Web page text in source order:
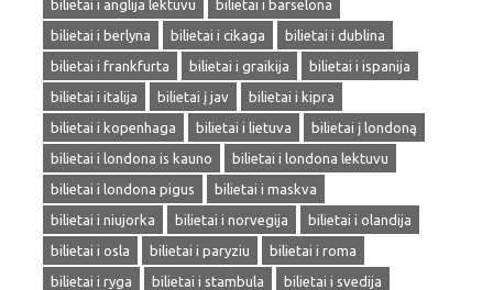
bilietai i anglija lektuvu
bilietai i barselona
bilietai i berlyna
bilietai i cikaga
bilietai i dublina
bilietai i frankfurta
bilietai i graikija
bilietai i ispanija
bilietai i italija
bilietai į jav
bilietai i kipra
bilietai i kopenhaga
bilietai i lietuva
bilietai į londoną
bilietai i londona is kauno
bilietai i londona lektuvu
bilietai i londona pigus
bilietai i maskva
bilietai i niujorka
bilietai i norvegija
bilietai i olandija
bilietai i osla
bilietai i paryziu
bilietai i roma
bilietai i ryga
bilietai i stambula
bilietai i svedija